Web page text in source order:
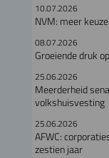
10.07.2026
NVM: meer
08.07.2026
Groeiende druk
25.06.2026
Meerderheid
volkshuisvesting
25.06.2026
AFWC:
zestien jaar